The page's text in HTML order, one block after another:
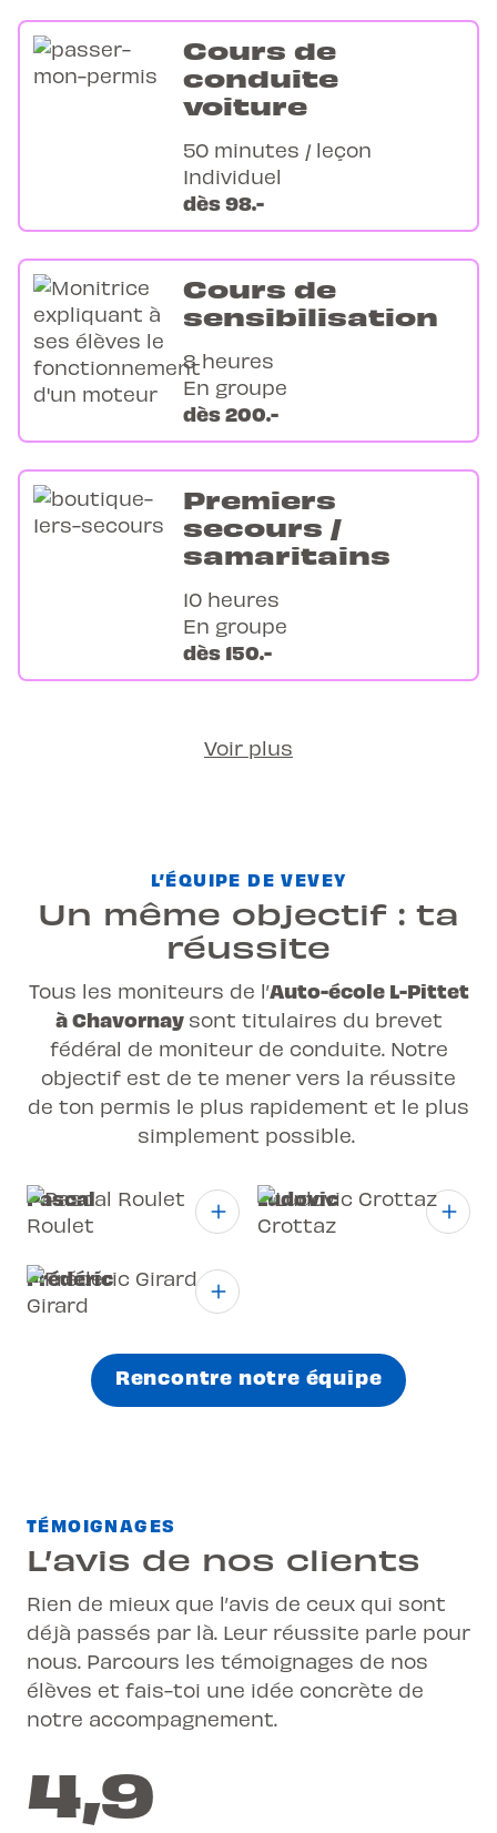
Cours de
conduite
voiture
50 minutes / leçon
Individuel
dès 98.-
Cours de
sensibilisation
8 heures
En groupe
dès 200.-
Premiers
secours /
samaritains
10 heures
En groupe
dès 150.-
Voir plus
L’ÉQUIPE DE VEVEY
Un même objectif : ta
réussite
Tous les moniteurs de l’Auto-école L-Pittet
à Chavornay sont titulaires du brevet
fédéral de moniteur de conduite. Notre
objectif est de te mener vers la réussite
de ton permis le plus rapidement et le plus
simplement possible.
Pascal
Roulet
Ludovic
Crottaz
Frédéric
Girard
Rencontre notre équipe
TÉMOIGNAGES
L’avis de nos clients
Rien de mieux que l’avis de ceux qui sont
déjà passés par là. Leur réussite parle pour
nous. Parcours les témoignages de nos
élèves et fais-toi une idée concrète de
notre accompagnement.
4,9